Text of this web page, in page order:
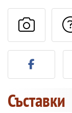
Съставки